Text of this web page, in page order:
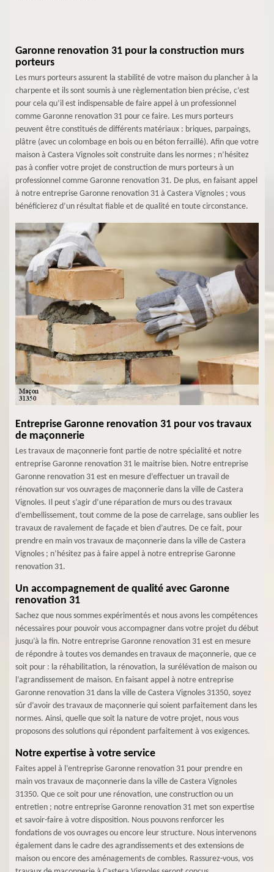
Garonne renovation 31 pour la construction murs
porteurs
Les murs porteurs assurent la stabilité de votre maison du plancher à la
charpente et ils sont soumis à une règlementation bien précise, c’est
pour cela qu’il est indispensable de faire appel à un professionnel
comme Garonne renovation 31 pour ce faire. Les murs porteurs
peuvent être constitués de différents matériaux : briques, parpaings,
plâtre (avec un colombage en bois ou en béton ferraillé). Afin que votre
maison à Castera Vignoles soit construite dans les normes ; n’hésitez
pas à confier votre projet de construction de murs porteurs à un
professionnel comme Garonne renovation 31. De plus, en faisant appel
à notre entreprise Garonne renovation 31 à Castera Vignoles ; vous
bénéficierez d’un résultat fiable et de qualité en toute circonstance.
Entreprise Garonne renovation 31 pour vos travaux
de maçonnerie
Les travaux de maçonnerie font partie de notre spécialité et notre
entreprise Garonne renovation 31 le maitrise bien. Notre entreprise
Garonne renovation 31 est en mesure d’effectuer un travail de
rénovation sur vos ouvrages de maçonnerie dans la ville de Castera
Vignoles. Il peut s’agir d’une réparation de murs ou des travaux
d’embellissement, tout comme de la pose de carrelage, sans oublier les
travaux de ravalement de façade et bien d’autres. De ce fait, pour
prendre en main vos travaux de maçonnerie dans la ville de Castera
Vignoles ; n’hésitez pas à faire appel à notre entreprise Garonne
renovation 31.
Un accompagnement de qualité avec Garonne
renovation 31
Sachez que nous sommes expérimentés et nous avons les compétences
nécessaires pour pouvoir vous accompagner dans votre projet du début
jusqu’à la fin. Notre entreprise Garonne renovation 31 est en mesure
de répondre à toutes vos demandes en travaux de maçonnerie, que ce
soit pour : la réhabilitation, la rénovation, la surélévation de maison ou
l’agrandissement de maison. En faisant appel à notre entreprise
Garonne renovation 31 dans la ville de Castera Vignoles 31350, soyez
sûr d’avoir des travaux de maçonnerie qui soient parfaitement dans les
normes. Ainsi, quelle que soit la nature de votre projet, nous vous
proposons des solutions qui répondent parfaitement à vos exigences.
Notre expertise à votre service
Faites appel à l’entreprise Garonne renovation 31 pour prendre en
main vos travaux de maçonnerie dans la ville de Castera Vignoles
31350. Que ce soit pour une rénovation, une construction ou un
entretien ; notre entreprise Garonne renovation 31 met son expertise
et savoir-faire à votre disposition. Nous pouvons renforcer les
fondations de vos ouvrages ou encore leur structure. Nous intervenons
également dans le cadre des agrandissements et des extensions de
maison ou encore des aménagements de combles. Rassurez-vous, vos